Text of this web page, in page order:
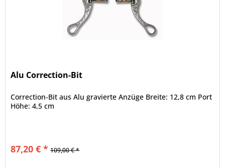
Alu Correction-Bit
Correction-Bit aus Alu gravierte Anzüge Breite: 12,8 cm Port
Höhe: 4,5 cm
87,20 € * 109,00 € *